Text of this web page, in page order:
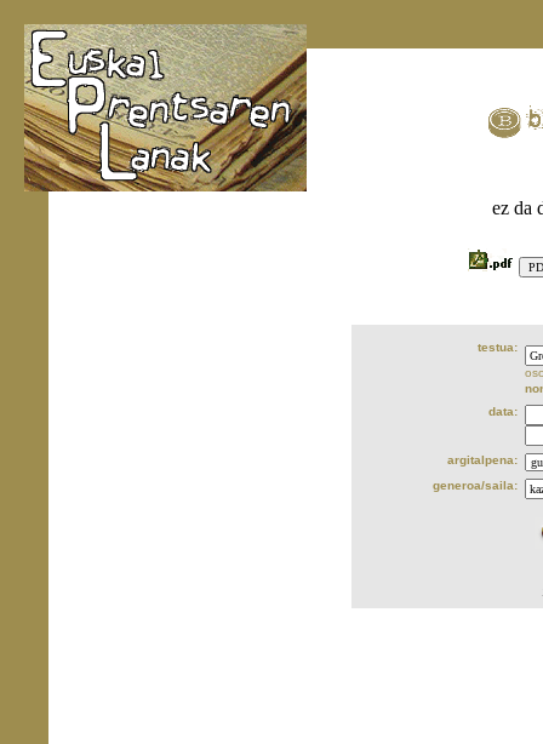
ez da
testua:
data:
argitalpena:
generoa/saila: